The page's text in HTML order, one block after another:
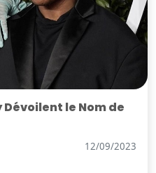
Dévoilent le Nom de
12/09/2023